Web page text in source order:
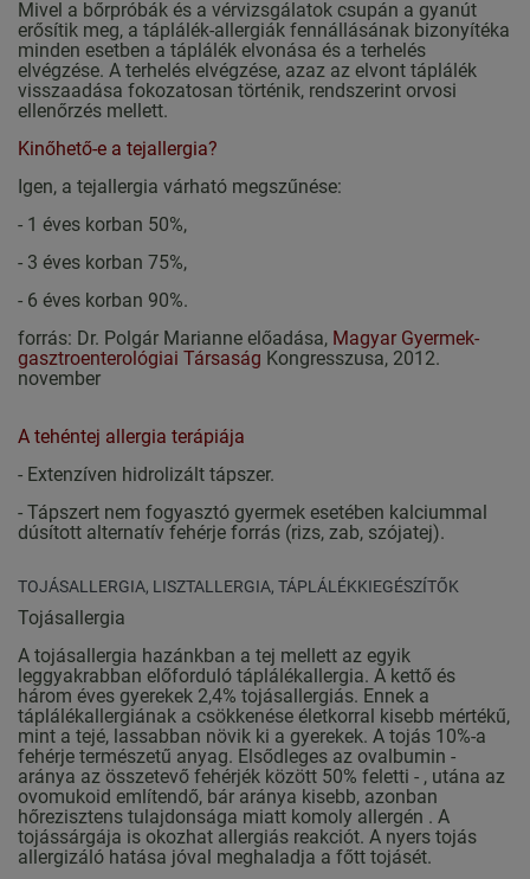
Mivel a bőrpróbák és a vérvizsgálatok csupán a gyanút
erősítik meg, a táplálék-allergiák fennállásának bizonyítéka
minden esetben a táplálék elvonása és a terhelés
elvégzése. A terhelés elvégzése, azaz az elvont táplálék
visszaadása fokozatosan történik, rendszerint orvosi
ellenőrzés mellett.
Kinőhető-e a tejallergia?
Igen, a tejallergia várható megszűnése:
- 1 éves korban 50%,
- 3 éves korban 75%,
- 6 éves korban 90%.
forrás: Dr. Polgár Marianne előadása, Magyar Gyermek-
gasztroenterológiai Társaság Kongresszusa, 2012.
november
A tehéntej allergia terápiája
- Extenzíven hidrolizált tápszer.
- Tápszert nem fogyasztó gyermek esetében kalciummal
dúsított alternatív fehérje forrás (rizs, zab, szójatej).
TOJÁSALLERGIA, LISZTALLERGIA, TÁPLÁLÉKKIEGÉSZÍTŐK
Tojásallergia
A tojásallergia hazánkban a tej mellett az egyik
leggyakrabban előforduló táplálékallergia. A kettő és
három éves gyerekek 2,4% tojásallergiás. Ennek a
táplálékallergiának a csökkenése életkorral kisebb mértékű,
mint a tejé, lassabban növik ki a gyerekek. A tojás 10%-a
fehérje természetű anyag. Elsődleges az ovalbumin -
aránya az összetevő fehérjék között 50% feletti - , utána az
ovomukoid említendő, bár aránya kisebb, azonban
hőrezisztens tulajdonsága miatt komoly allergén . A
tojássárgája is okozhat allergiás reakciót. A nyers tojás
allergizáló hatása jóval meghaladja a főtt tojásét.